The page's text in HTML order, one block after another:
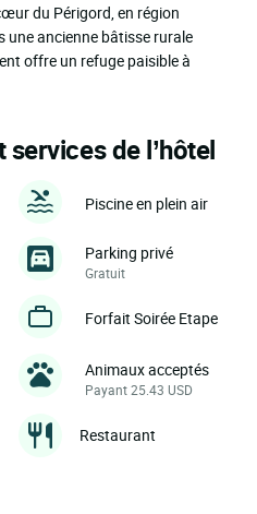
du Périgord, en région
une ancienne bâtisse rurale
offre un refuge paisible à
de l’hôtel
Piscine en plein air
Parking privé
Gratuit
Forfait Soirée Etape
Animaux acceptés
Payant 25.43 USD
Restaurant